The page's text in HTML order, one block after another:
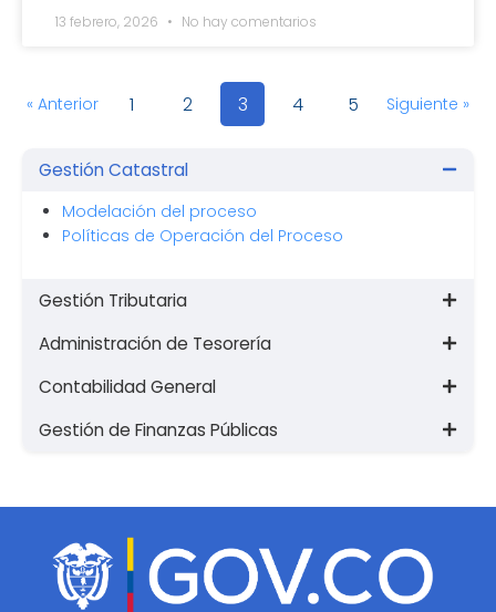
13 febrero, 2026 No hay comentarios
« Anterior 1 2 3 4 5 Siguiente »
Gestión Catastral
Modelación del proceso
Políticas de Operación del Proceso
Gestión Tributaria
Administración de Tesorería
Contabilidad General
Gestión de Finanzas Públicas